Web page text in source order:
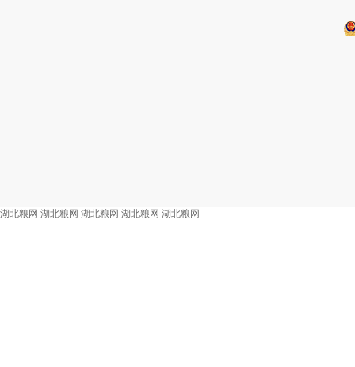
湖北粮网 湖北粮网 湖北粮网 湖北粮网 湖北粮网